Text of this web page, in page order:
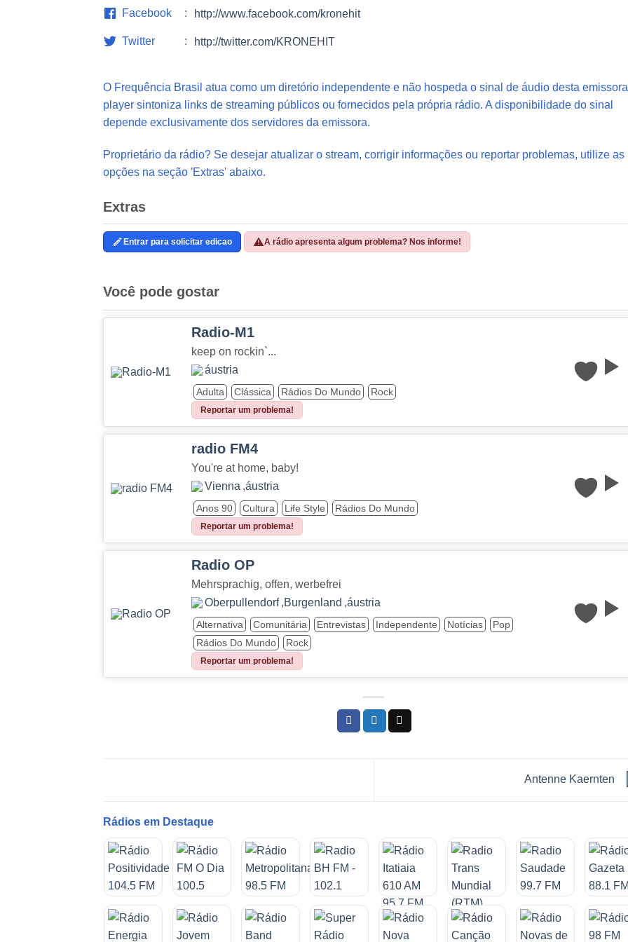
Facebook http://www.facebook.com/kronehit
Twitter http://twitter.com/KRONEHIT
O Frequência Brasil atua como um diretório independente e não hospeda o sinal de áudio desta
player sintoniza links de streaming públicos ou fornecidos pela própria rádio. A disponibilidade do sinal
depende exclusivamente dos servidores da emissora.
Proprietário da rádio? Se desejar atualizar o stream, corrigir informações ou reportar problemas, utilize as
opções na seção 'Extras' abaixo.
Extras
Entrar para solicitar edicao A rádio apresenta algum problema? Nos informe!
Você pode gostar
Radio-M1
keep on rockin`...
áustria
Adulta Clássica Rádios Do Mundo Rock
Reportar um problema!
radio FM4
You're at home, baby!
Vienna ,áustria
Anos 90 Cultura Life Style Rádios Do Mundo
Reportar um problema!
Radio OP
Mehrsprachig, offen, werbefrei
Oberpullendorf ,Burgenland ,áustria
Alternativa Comunitária Entrevistas Independente Notícias
Pop
Rádios Do Mundo
Rock
Reportar um problema!
Antenne Kaernten
Rádios em Destaque